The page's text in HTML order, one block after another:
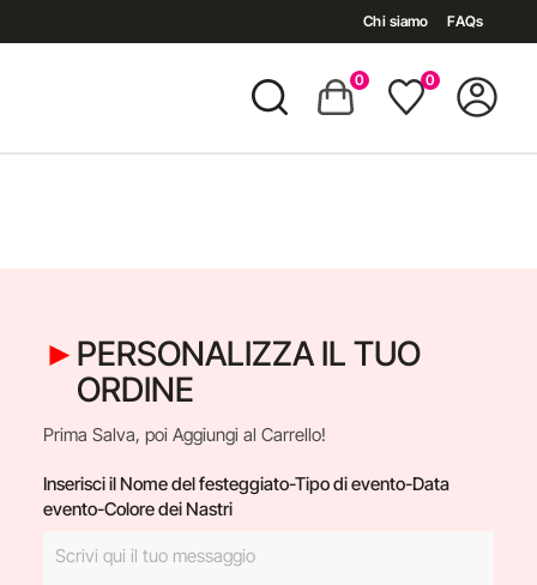
Chi siamo FAQs
0 0
PERSONALIZZA IL TUO
ORDINE
Prima Salva, poi Aggiungi al Carrello!
Inserisci il Nome del festeggiato-Tipo di evento-Data
evento-Colore dei Nastri